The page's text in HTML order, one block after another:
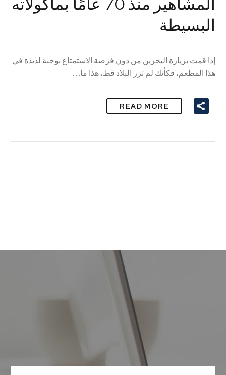
البسيطة
إذا قمت بزيارة البحرين من دون فرصة الاستمتاع بوجبة لذيذة في
هذا المطعم، فكأنك لم تزر البلاد قط، هذا ما…
READ MORE